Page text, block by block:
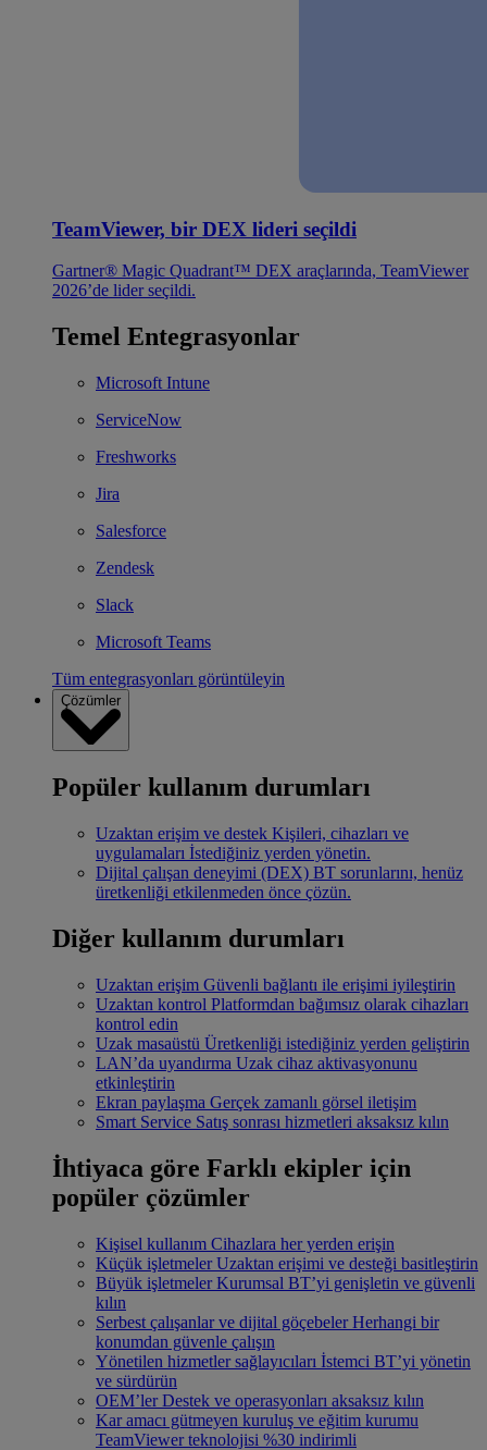
TeamViewer, bir DEX lideri seçildi
Gartner® Magic Quadrant™ DEX araçlarında, TeamViewer
2026’de lider seçildi.
Temel Entegrasyonlar
Microsoft Intune
ServiceNow
Freshworks
Jira
Salesforce
Zendesk
Slack
Microsoft Teams
Tüm entegrasyonları görüntüleyin
Çözümler
Popüler kullanım durumları
Uzaktan erişim ve destek Kişileri, cihazları ve
uygulamaları İstediğiniz yerden yönetin.
Dijital çalışan deneyimi (DEX) BT sorunlarını, henüz
üretkenliği etkilenmeden önce çözün.
Diğer kullanım durumları
Uzaktan erişim Güvenli bağlantı ile erişimi iyileştirin
Uzaktan kontrol Platformdan bağımsız olarak cihazları
kontrol edin
Uzak masaüstü Üretkenliği istediğiniz yerden geliştirin
LAN’da uyandırma Uzak cihaz aktivasyonunu
etkinleştirin
Ekran paylaşma Gerçek zamanlı görsel iletişim
Smart Service Satış sonrası hizmetleri aksaksız kılın
İhtiyaca göre Farklı ekipler için
popüler çözümler
Kişisel kullanım Cihazlara her yerden erişin
Küçük işletmeler Uzaktan erişimi ve desteği basitleştirin
Büyük işletmeler Kurumsal BT’yi genişletin ve güvenli
kılın
Serbest çalışanlar ve dijital göçebeler Herhangi bir
konumdan güvenle çalışın
Yönetilen hizmetler sağlayıcıları İstemci BT’yi yönetin
ve sürdürün
OEM’ler Destek ve operasyonları aksaksız kılın
Kar amacı gütmeyen kuruluş ve eğitim kurumu
TeamViewer teknolojisi %30 indirimli